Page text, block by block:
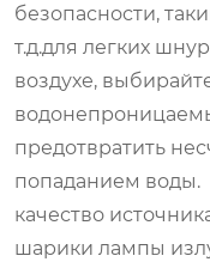
безопасности,
т.д.для легких
воздухе,
предотвратить
попаданием воды.
качество
шарики лампы